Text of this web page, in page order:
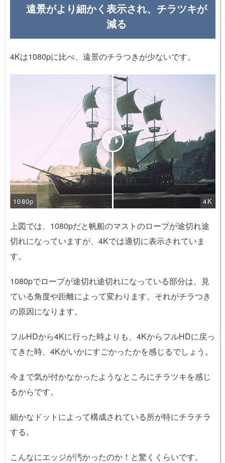
遠景がより細かく表示され、チラツキが
減る
4Kは1080pに比べ、遠景のチラつきが少ないです。
1080p 4K
上図では、1080pだと帆船のマストのロープが途切れ途
切れになっていますが、4Kでは適切に表示されていま
す。
1080pでロープが途切れ途切れになっている部分は、見
ている角度や距離によって変わります。それがチラつき
の原因になります。
フルHDから4Kに行った時よりも、4KからフルHDに戻っ
てきた時、4Kがいかにすごかったかを感じるでしょう。
今まで気が付かなかったようなところにチラツキを感じ
るからです。
細かなドットによって構成されている所が特にチラチラ
する。
こんなにエッジが汚かったのか！と驚くくらいです。